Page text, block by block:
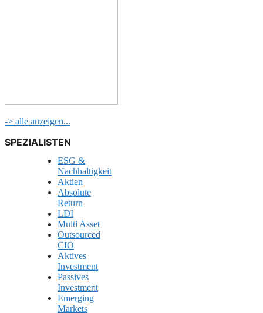
-> alle anzeigen...
SPEZIALISTEN
ESG &
Nachhaltigkeit
Aktien
Absolute
Return
LDI
Multi Asset
Outsourced
CIO
Aktives
Investment
Passives
Investment
Emerging
Markets